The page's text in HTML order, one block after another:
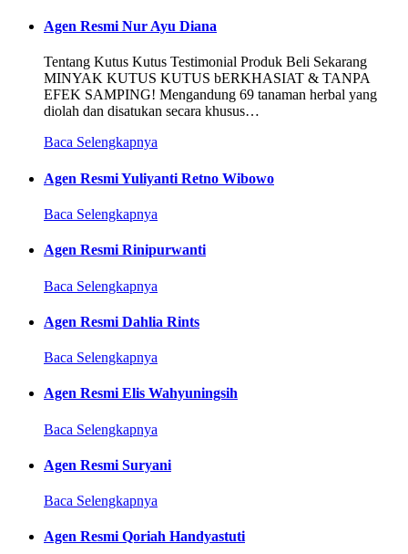
Agen Resmi Nur Ayu Diana
Tentang Kutus Kutus Testimonial Produk Beli Sekarang
MINYAK KUTUS KUTUS bERKHASIAT & TANPA
EFEK SAMPING! Mengandung 69 tanaman herbal yang
diolah dan disatukan secara khusus…
Baca Selengkapnya
Agen Resmi Yuliyanti Retno Wibowo
Baca Selengkapnya
Agen Resmi Rinipurwanti
Baca Selengkapnya
Agen Resmi Dahlia Rints
Baca Selengkapnya
Agen Resmi Elis Wahyuningsih
Baca Selengkapnya
Agen Resmi Suryani
Baca Selengkapnya
Agen Resmi Qoriah Handyastuti